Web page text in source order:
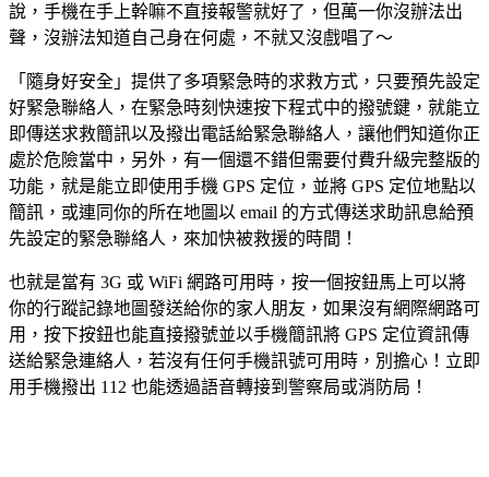
說，手機在手上幹嘛不直接報警就好了，但萬一你沒辦法出
聲，沒辦法知道自己身在何處，不就又沒戲唱了～
「隨身好安全」提供了多項緊急時的求救方式，只要預先設定
好緊急聯絡人，在緊急時刻快速按下程式中的撥號鍵，就能立
即傳送求救簡訊以及撥出電話給緊急聯絡人，讓他們知道你正
處於危險當中，另外，有一個還不錯但需要付費升級完整版的
功能，就是能立即使用手機 GPS 定位，並將 GPS 定位地點以
簡訊，或連同你的所在地圖以 email 的方式傳送求助訊息給預
先設定的緊急聯絡人，來加快被救援的時間！
也就是當有 3G 或 WiFi 網路可用時，按一個按鈕馬上可以將
你的行蹤記錄地圖發送給你的家人朋友，如果沒有網際網路可
用，按下按鈕也能直接撥號並以手機簡訊將 GPS 定位資訊傳
送給緊急連絡人，若沒有任何手機訊號可用時，別擔心！立即
用手機撥出 112 也能透過語音轉接到警察局或消防局！